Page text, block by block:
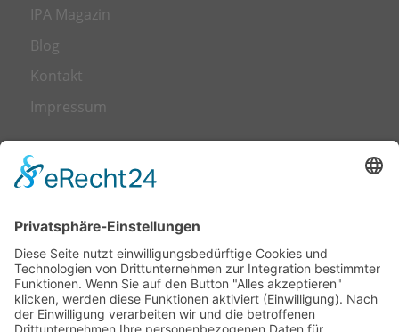
IPA Magazin
Blog
Kontakt
Impressum
LEISTUNGEN
Transformation
Leadership
Talent Management
Trainings & Workshops
Business Coaching